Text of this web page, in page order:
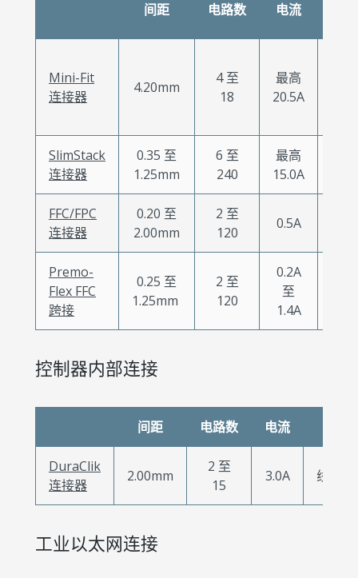
间距 电路数 电流
Mini-Fit
连接器
4.20mm
4 至
18
最高
20.5A
SlimStack
连接器
0.35 至
1.25mm
6 至
240
最高
15.0A
FFC/FPC
连接器
0.20 至
2.00mm
2 至
120
0.5A
Premo-
Flex FFC
跨接
0.25 至
1.25mm
2 至
120
0.2A
至
1.4A
控制器内部连接
间距 电路数 电流
DuraClik
连接器
2.00mm
2 至
15
3.0A 线对板
工业以太网连接